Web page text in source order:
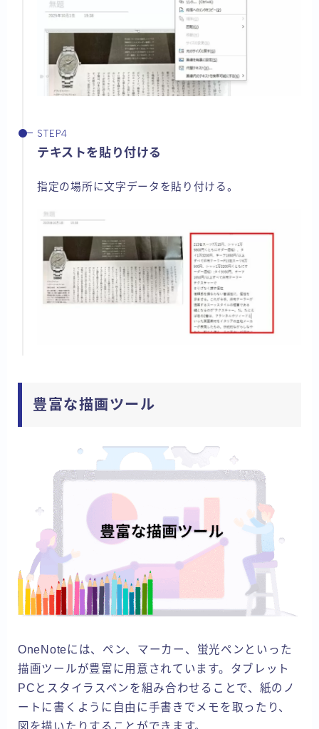
テキストを貼り付ける
指定の場所に文字データを貼り付ける。
豊富な描画ツール
OneNoteには、ペン、マーカー、蛍光ペンといった
描画ツールが豊富に用意されています。タブレット
PCとスタイラスペンを組み合わせることで、紙のノ
ートに書くように自由に手書きでメモを取ったり、
図を描いたりすることができます。